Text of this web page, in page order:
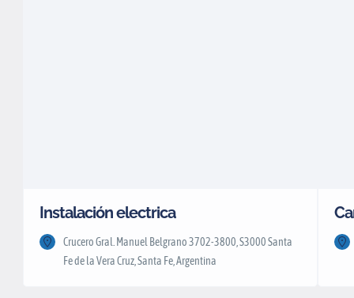
Instalación electrica
Crucero Gral. Manuel Belgrano 3702-3800, S3000 Santa
Fe de la Vera Cruz, Santa Fe, Argentina